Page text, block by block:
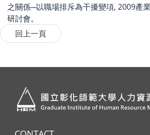
之關係─以職場排斥為干擾變項, 2009產
研討會。